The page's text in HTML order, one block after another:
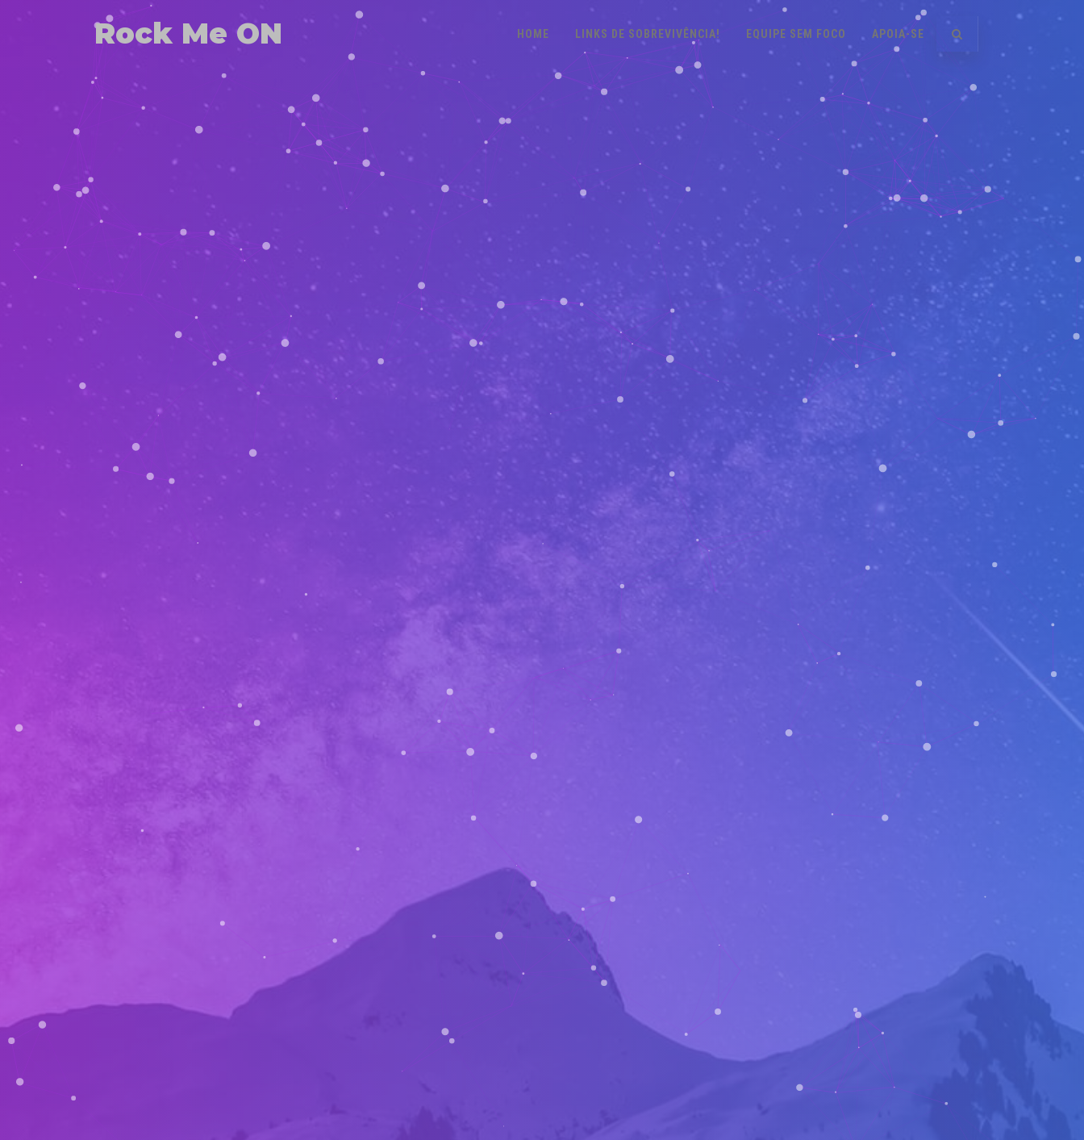
Rock Me ON HOME LINKS DE SOBREVIVÊNCIA! EQUIPE SEM FOCO APOIA-SE